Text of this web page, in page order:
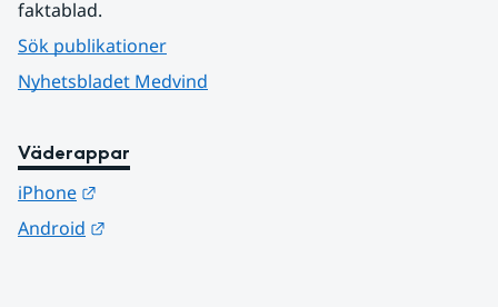
faktablad.
Sök publikationer
Nyhetsbladet Medvind
Väderappar
iPhone
Android